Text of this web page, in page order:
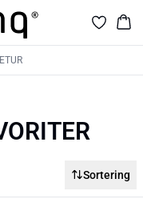
Sortering